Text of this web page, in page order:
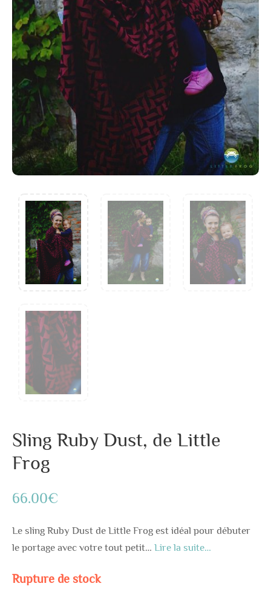
Sling Ruby Dust, de Little
Frog
66.00€
Le sling Ruby Dust de Little Frog est idéal pour débuter
le portage avec votre tout petit… Lire la suite…
Rupture de stock